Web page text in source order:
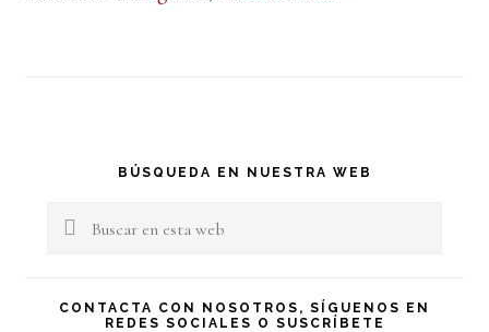
Barra
lateral
BÚSQUEDA EN NUESTRA WEB
Buscar
esta
CONTACTA CON NOSOTROS, SÍGUENOS EN
REDES SOCIALES O SUSCRÍBETE